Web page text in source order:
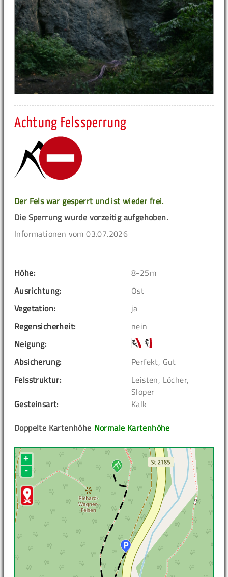
Achtung Felssperrung
Der Fels war gesperrt und ist wieder frei.
Die Sperrung wurde vorzeitig aufgehoben.
Informationen vom 03.07.2026
Höhe:
8-25m
Ausrichtung:
Ost
Vegetation:
ja
Regensicherheit:
nein
Neigung:
Absicherung:
Perfekt, Gut
Felsstruktur:
Leisten, Löcher,
Sloper
Gesteinsart:
Kalk
Normale Kartenhöhe
Doppelte Kartenhöhe
+
-